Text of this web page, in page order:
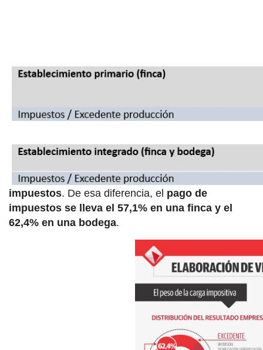
Se entiende comoexcedente puro de
totales menos los costos, extrayendo los
impuestos. De esa diferencia, el pago de
impuestos se lleva el 57,1% en una finca y el
62,4% en una bodega.